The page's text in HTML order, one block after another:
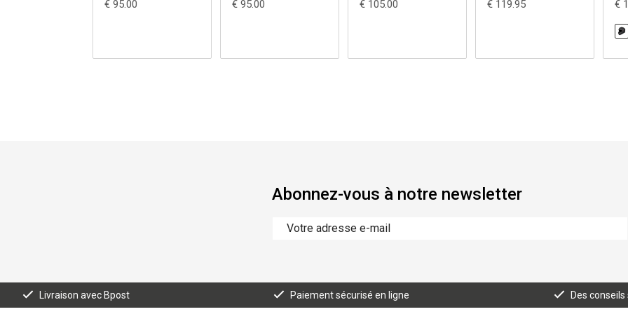
€ 95.00 € 95.00 € 105.00 € 119.95 €
Abonnez-vous à notre newsletter
Livraison avec Bpost Paiement sécurisé en ligne Des